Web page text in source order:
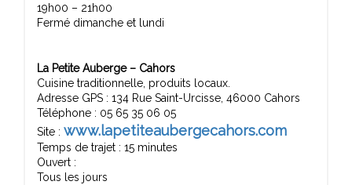
19h00 – 21h00
Fermé dimanche et lundi
La Petite Auberge – Cahors
Cuisine traditionnelle, produits locaux.
Adresse GPS : 134 Rue Saint-Urcisse, 46000 Cahors
Téléphone : 05 65 35 06 05
Site : www.lapetiteaubergecahors.com
Temps de trajet : 15 minutes
Ouvert :
Tous les jours